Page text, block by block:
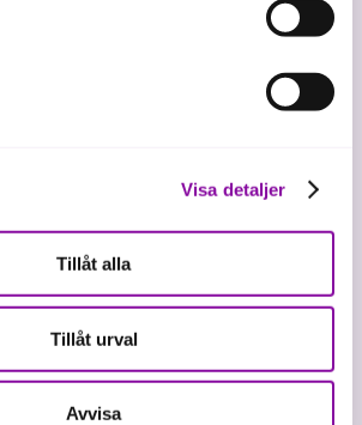
Visa detaljer
Tillåt alla
Tillåt urval
Avvisa
Våra tjänster
Riskkapital
Affärsutveckling
Kunskap och inspiration